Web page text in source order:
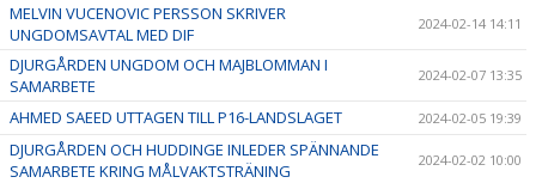
MELVIN VUCENOVIC PERSSON SKRIVER
UNGDOMSAVTAL MED DIF
2024-02-14 14:11
DJURGÅRDEN UNGDOM OCH MAJBLOMMAN I
SAMARBETE
2024-02-07 13:35
AHMED SAEED UTTAGEN TILL P16-LANDSLAGET 2024-02-05 19:39
DJURGÅRDEN OCH HUDDINGE INLEDER SPÄNNANDE
SAMARBETE KRING MÅLVAKTSTRÄNING
2024-02-02 10:00